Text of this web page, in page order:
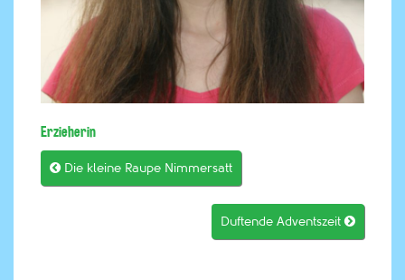
Erzieherin
 Die kleine Raupe Nimmersatt
Duftende Adventszeit 